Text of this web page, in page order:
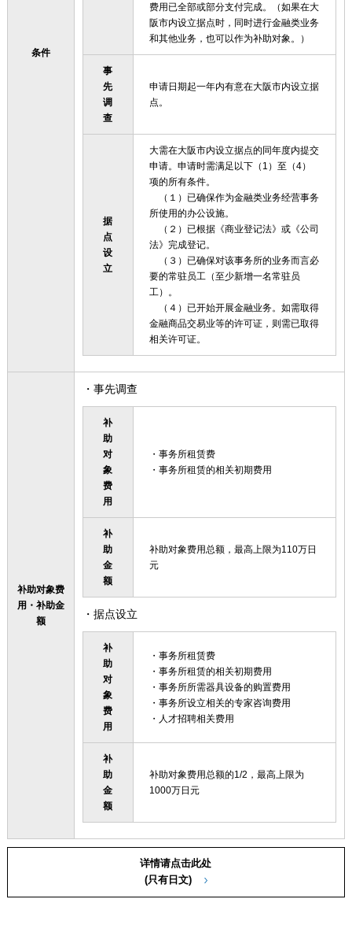
条件
费用已全部或部分支付完成。（如果在大
阪市内设立据点时，同时进行金融类业务
和其他业务，也可以作为补助对象。）
事
先
调
查
申请日期起一年内有意在大阪市内设立据
点。
据
点
设
立
大需在大阪市内设立据点的同年度内提交
申请。申请时需满足以下（1）至（4）
项的所有条件。
（１）已确保作为金融类业务经营事务
所使用的办公设施。
（２）已根据《商业登记法》或《公司
法》完成登记。
（３）已确保对该事务所的业务而言必
要的常驻员工（至少新增一名常驻员
工）。
（４）已开始开展金融业务。如需取得
金融商品交易业等的许可证，则需已取得
相关许可证。
补助对象费
用・补助金
额
・事先调查
补
助
对
象
费
用
・事务所租赁费
・事务所租赁的相关初期费用
补
助
金
额
补助对象费用总额，最高上限为110万日
元
・据点设立
补
助
对
象
费
用
・事务所租赁费
・事务所租赁的相关初期费用
・事务所所需器具设备的购置费用
・事务所设立相关的专家咨询费用
・人才招聘相关费用
补
助
金
额
补助对象费用总额的1/2，最高上限为
1000万日元
详情请点击此处
(只有日文)